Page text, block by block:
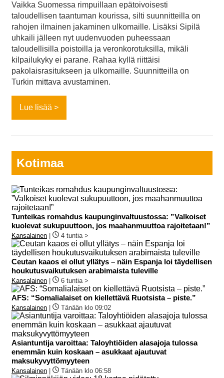
Vaikka Suomessa rimpuillaan epätoivoisesti
taloudellisen taantuman kourissa, silti suunnitteilla on
rahojen ilmainen jakaminen ulkomaille. Lisäksi Sipilä
uhkaili jälleen nyt uudenvuoden puheessaan
taloudellisilla poistoilla ja veronkorotuksilla, mikäli
kilpailukyky ei parane. Rahaa kyllä riittäisi
pakolaisrasitukseen ja ulkomaille. Suunnitteilla on
Turkin mittava avustaminen.
Lue lisää
Kotimaa
Tunteikas romahdus kaupunginvaltuustossa: ”Valkoiset
kuolevat sukupuuttoon, jos maahanmuuttoa rajoitetaan!”
Kansalainen 4 tuntia >
Ceutan kaaos ei ollut yllätys – näin Espanja loi täydellisen
houkutusvaikutuksen arabimaista tuleville
Kansalainen 6 tuntia >
AFS: “Somalialaiset on kiellettävä Ruotsista – piste.”
Kansalainen Tänään klo 09:02
Asiantuntija varoittaa: Taloyhtiöiden alasajoja tulossa
enemmän kuin koskaan – asukkaat ajautuvat
maksukyvyttömyyteen
Kansalainen Tänään klo 06:58